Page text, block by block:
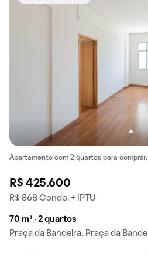
Apartamento com 2 quartos para
R$ 425.600
R$ 868 Condo. + IPTU
70 m² · 2 quartos
Praça da Bandeira, Praça da